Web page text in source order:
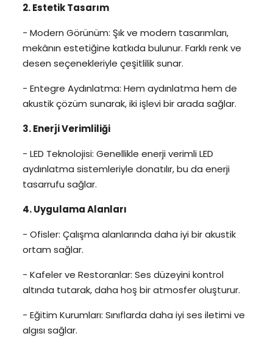
2. Estetik Tasarım
- Modern Görünüm: Şık ve modern tasarımları,
mekânın estetiğine katkıda bulunur. Farklı renk ve
desen seçenekleriyle çeşitlilik sunar.
- Entegre Aydınlatma: Hem aydınlatma hem de
akustik çözüm sunarak, iki işlevi bir arada sağlar.
3. Enerji Verimliliği
- LED Teknolojisi: Genellikle enerji verimli LED
aydınlatma sistemleriyle donatılır, bu da enerji
tasarrufu sağlar.
4. Uygulama Alanları
- Ofisler: Çalışma alanlarında daha iyi bir akustik
ortam sağlar.
- Kafeler ve Restoranlar: Ses düzeyini kontrol
altında tutarak, daha hoş bir atmosfer oluşturur.
- Eğitim Kurumları: Sınıflarda daha iyi ses iletimi ve
algısı sağlar.